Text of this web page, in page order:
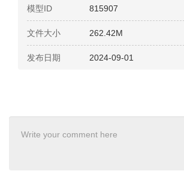
模型ID 815907
文件大小 262.42M
发布日期 2024-09-01